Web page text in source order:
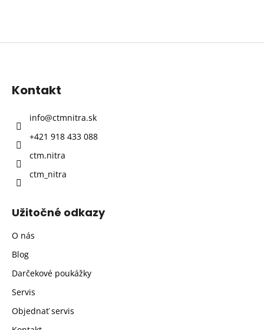
Kontakt
info@ctmnitra.sk
+421 918 433 088
ctm.nitra
ctm_nitra
Užitočné odkazy
O nás
Blog
Darčekové poukážky
Servis
Objednať servis